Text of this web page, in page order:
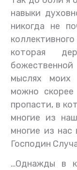
навыки
никогда не
которая
мыслях моих
можно
пропасти, в
многие из
многие из нас
Господин
…Однажды в